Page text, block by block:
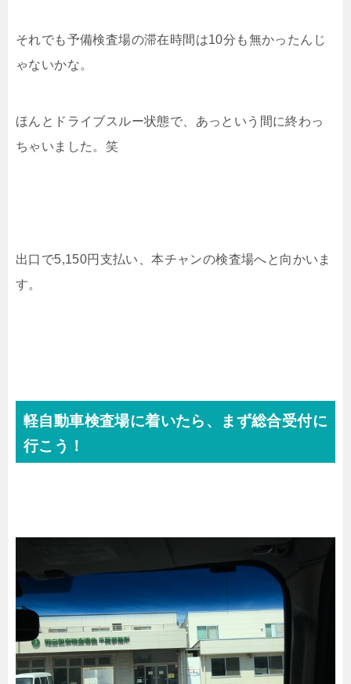
それでも予備検査場の滞在時間は10分も無かったんじ
ゃないかな。
ほんとドライブスルー状態で、あっという間に終わっ
ちゃいました。笑
出口で5,150円支払い、本チャンの検査場へと向かいま
す。
軽自動車検査場に着いたら、まず総合受付に
行こう！